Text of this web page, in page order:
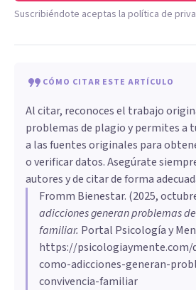
Suscribiéndote aceptas la política de
CÓMO CITAR ESTE ARTÍCULO
Al citar, reconoces el trabajo
problemas de plagio y permites a
a las fuentes originales para
o verificar datos. Asegúrate
autores y de citar de forma
Fromm Bienestar. (2025,
adicciones generan problemas
familiar. Portal Psicología y
https://psicologiaymente.com/
como-adicciones-generan-
convivencia-familiar